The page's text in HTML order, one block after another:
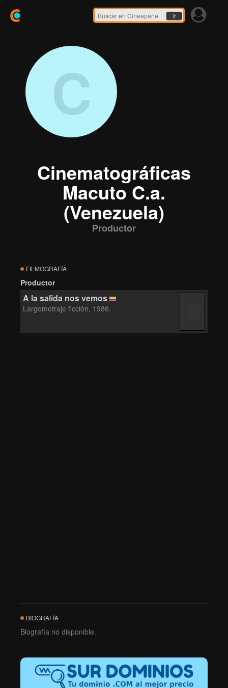
Ir
C
Cinematográficas
Macuto C.a.
(Venezuela)
Productor
FILMOGRAFÍA
Productor
A la salida nos vemos
Largometraje ficción, 1986.
BIOGRAFÍA
Biografía no disponible.